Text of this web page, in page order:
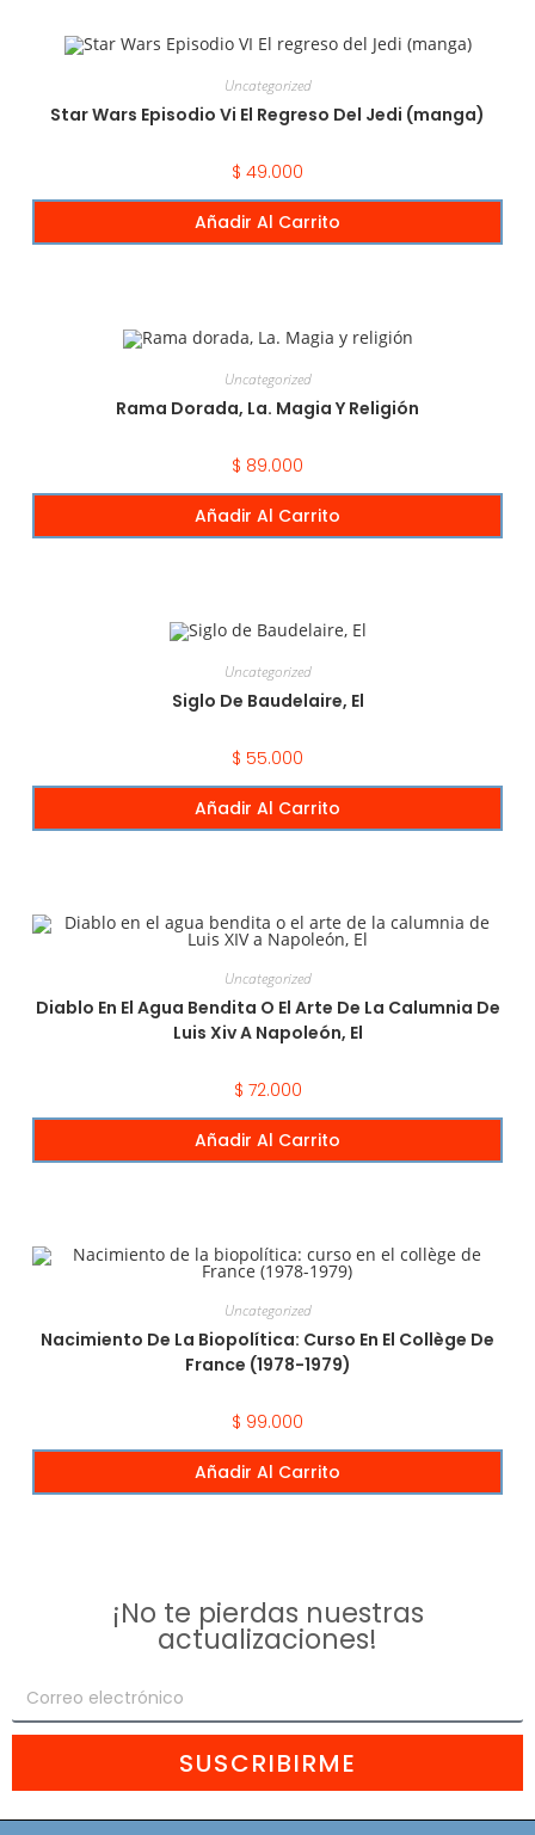
Uncategorized
Star Wars Episodio Vi El Regreso Del Jedi (manga)
$ 49.000
Añadir Al Carrito
Uncategorized
Rama Dorada, La. Magia Y Religión
$ 89.000
Añadir Al Carrito
Uncategorized
Siglo De Baudelaire, El
$ 55.000
Añadir Al Carrito
Uncategorized
Diablo En El Agua Bendita O El Arte De La Calumnia De
Luis Xiv A Napoleón, El
$ 72.000
Añadir Al Carrito
Uncategorized
Nacimiento De La Biopolítica: Curso En El Collège De
France (1978-1979)
$ 99.000
Añadir Al Carrito
¡No te pierdas nuestras
actualizaciones!
SUSCRIBIRME